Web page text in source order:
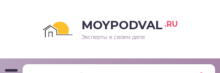
MOYPODVAL .RU
Эксперты в своем деле